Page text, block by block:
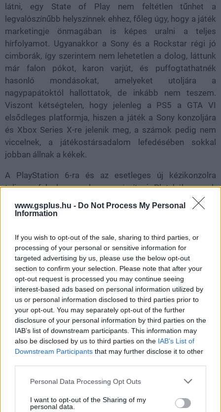
www.gsplus.hu - Do Not Process My Personal
Information
If you wish to opt-out of the sale, sharing to third parties, or
processing of your personal or sensitive information for
targeted advertising by us, please use the below opt-out
section to confirm your selection. Please note that after your
opt-out request is processed you may continue seeing
interest-based ads based on personal information utilized by
us or personal information disclosed to third parties prior to
your opt-out. You may separately opt-out of the further
disclosure of your personal information by third parties on the
IAB’s list of downstream participants. This information may
also be disclosed by us to third parties on the IAB’s List of
Downstream Participants that may further disclose it to other
Please note that this website/app uses one or more Google
not limited to your visit or usage behaviour. You may click to
grant or deny consent to Google and its third-party tags to
Personal Data Processing Opt Outs
I want to opt-out of the Sharing of my
personal data.
látni, egy State of Play nem feltétlen tűnhet a
legvalószínűbb helyszínnek ehhez, főleg úgy, hogy a játék
marketingje önmagában is képes uralni a teljes
hírfolyamot. Ugyanakkor a Sony és a Rockstar régi jó
cimborák, így szerintem nem lehetetlen a dolog, láttunk
már falon pókot, karon varjút, és puffogtathatnék
hasonló mondásokat, amelyeket utoljára a
nagypapátoktól hallottatok, de inkább nem teszem.
Viszont kétségtelen, hogy jelenleg a PS5 a GTA VI
elsődleges platformja, hiszen a játék a Sony konzoljára
és Xbox Series X-re jelenik meg, a számok pedig nem
viccelnek, a játékostársadalom lefedésében sokkal
jobban állnak a kékek.
A PlayStation 6-ra és az esetleges új kézikonzolra
teljesen feleslegesen lenne számítani. Pletykák vannak
persze róluk, de egy júniusi State of Play inkább
játékokról szól majd, nem a következő generációs
lehet a Sony számára, ami a saját ligájában egyértelműen
nyert helyzetben van még úgy is, hogy az Xbox jelenleg
teljes sebességgel próbálja újradeffiniálni magát. A PS5-
nek szüksége van egy jelentős második féléves
húzóerőre, Wolverine pedig tökéletes zászlóshajó lehet
ehhe. Ha mellé tényleg kapunk új Intergalactic-anyagot,
Phantom Blade Zero-gameplayt, néhány nagy third-party
visszatérőt és legalább egy komoly meglepetést, akkor
ez lehet az év egyik legerősebb adása.
Ne felejtsétek majd el velünk együtt nézni a State of
Playt, de ha esetleg lemaradtok róla, akkor sem szabad
csüggedni, hiszen jelentkezni fogunk összefoglaló cikkel